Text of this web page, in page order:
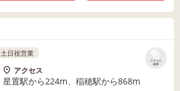
リストに
保存
土日祝営業
アクセス
星置駅から224m、稲穂駅から868m